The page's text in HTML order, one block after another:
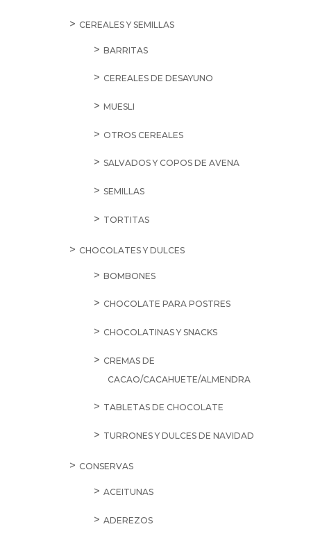
CEREALES Y SEMILLAS
BARRITAS
CEREALES DE DESAYUNO
MUESLI
OTROS CEREALES
SALVADOS Y COPOS DE AVENA
SEMILLAS
TORTITAS
CHOCOLATES Y DULCES
BOMBONES
CHOCOLATE PARA POSTRES
CHOCOLATINAS Y SNACKS
CREMAS DE
CACAO/CACAHUETE/ALMENDRA
TABLETAS DE CHOCOLATE
TURRONES Y DULCES DE NAVIDAD
CONSERVAS
ACEITUNAS
ADEREZOS